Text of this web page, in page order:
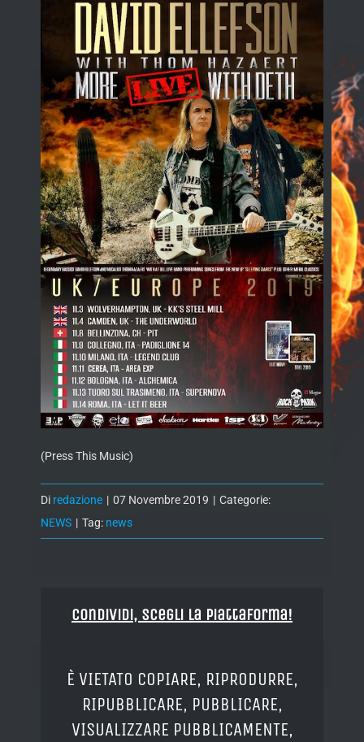
(Press This Music)
Di redazione | 07 Novembre 2019 | Categorie:
NEWS | Tag: news
Condividi, Scegli la piattaforma!
È VIETATO COPIARE, RIPRODURRE,
RIPUBBLICARE, PUBBLICARE,
VISUALIZZARE PUBBLICAMENTE,